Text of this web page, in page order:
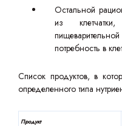
Остальной
из
потребность в
Список продуктов, в
определенного типа
Продукт